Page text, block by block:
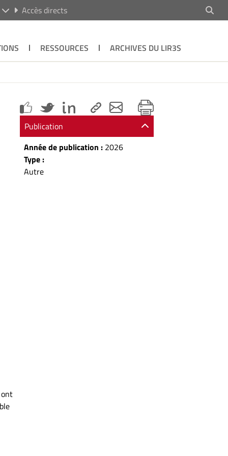
Accès directs
RESSOURCES ARCHIVES DU LIR3S
Publication
Année de publication : 2026
Type :
Autre